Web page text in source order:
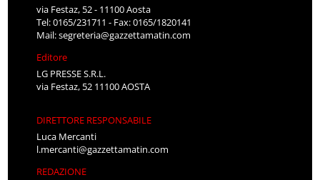
via Festaz, 52 - 11100 Aosta
Tel: 0165/231711 - Fax: 0165/1820141
Mail:segreteria@gazzettamatin.com
Editore
LG PRESSE S.R.L.
via Festaz, 52 11100 AOSTA
DIRETTORE RESPONSABILE
Luca Mercanti
l.mercanti@gazzettamatin.com
REDAZIONE